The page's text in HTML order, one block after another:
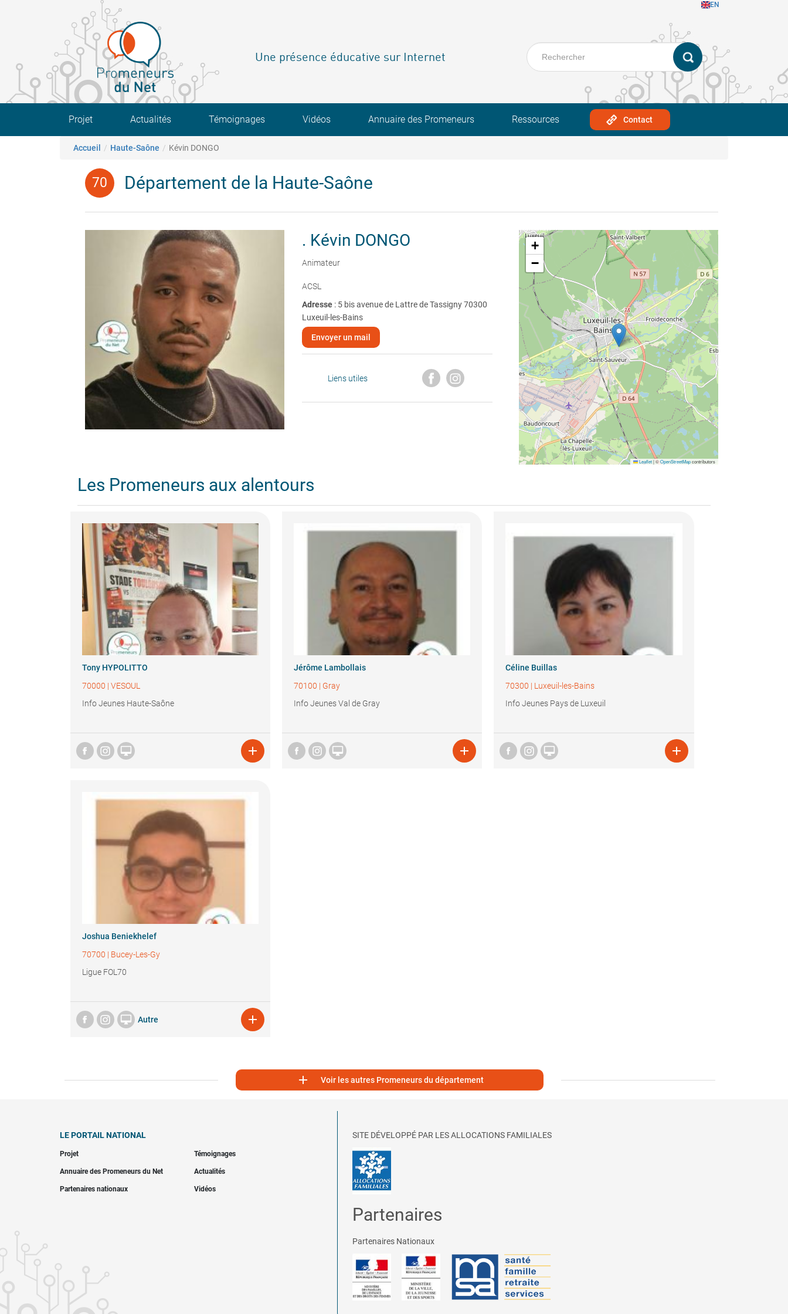
EN
Une présence éducative sur Internet
Main navigation
Projet Actualités Témoignages Vidéos Annuaire des Promeneurs Ressources Contact
Fil d'Ariane
Accueil Haute-Saône Kévin DONGO
Département de la Haute-Saône
. Kévin DONGO
Animateur
ACSL
Adresse : 5 bis avenue de Lattre de Tassigny 70300
Luxeuil-les-Bains
Envoyer un mail
Liens utiles
+
−
Leaflet |©OpenStreetMapcontributors
Les Promeneurs aux alentours
Tony HYPOLITTO
70000 | VESOUL
Info Jeunes Haute-Saône
 
Jérôme Lambollais
70100 | Gray
Info Jeunes Val de Gray
 
Céline Buillas
70300 | Luxeuil-les-Bains
Info Jeunes Pays de Luxeuil
 
Joshua Beniekhelef
70700 | Bucey-Les-Gy
Ligue FOL70
 Autre 
 Voir les autres Promeneurs du département
LE PORTAIL NATIONAL
Projet Témoignages
Annuaire des Promeneurs du Net Actualités
Partenaires nationaux Vidéos
SITE DÉVELOPPÉ PAR LES ALLOCATIONS FAMILIALES
Partenaires
Partenaires Nationaux